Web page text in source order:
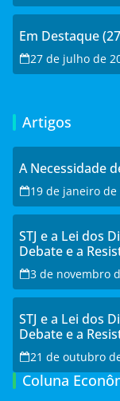
Em Destaque
27 de julho de
Artigos
A Necessidade
19 de janeiro de
STJ e a Lei dos
Debate e a
3 de novembro
STJ e a Lei dos
Debate e a
21 de outubro
Coluna